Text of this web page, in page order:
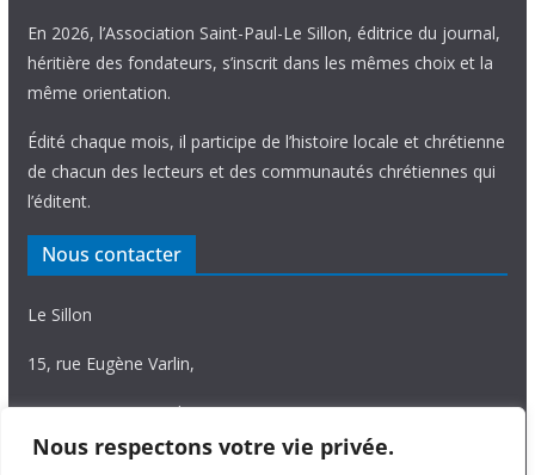
Nous respectons votre vie privée.
En 2026, l’Association Saint-Paul-Le Sillon, éditrice du journal,
héritière des fondateurs, s’inscrit dans les mêmes choix et la
même orientation.
Édité chaque mois, il participe de l’histoire locale et chrétienne
de chacun des lecteurs et des communautés chrétiennes qui
l’éditent.
Nous contacter
Le Sillon
15, rue Eugène Varlin,
87036 Limoges Cedex.
Tél. 05 55 06 14 15